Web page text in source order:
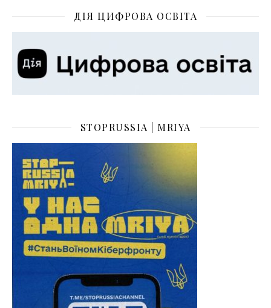
ДІЯ ЦИФРОВА ОСВІТА
STOPRUSSIA | MRIYA